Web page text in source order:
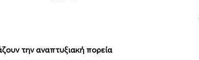
την αναπτυξιακή πορεία